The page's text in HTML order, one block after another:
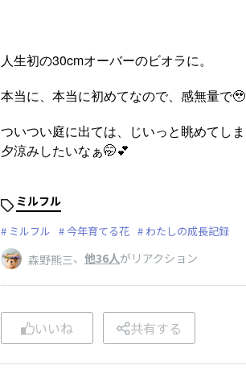
人生初の30cmオーバーのビオラに。
本当に、本当に初めてなので、感無量で
ついつい庭に出ては、じいっと眺めてし
夕涼みしたいなぁ🤭💕
ミルフル
ミルフル 今年育てる花 わたしの成長記録
森野熊三、 他36人がリアクション
いいね 共有する